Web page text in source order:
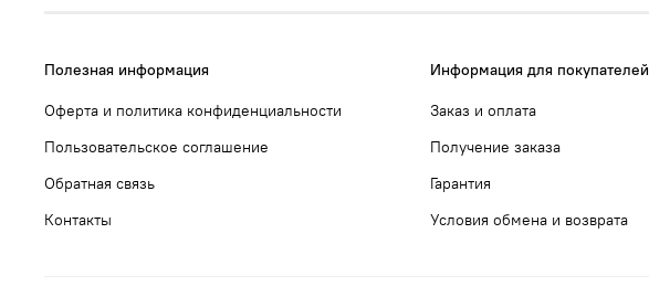
Полезная информация
Оферта и политика конфиденциальности
Пользовательское соглашение
Обратная связь
Контакты
Информация для покупателей
Заказ и оплата
Получение заказа
Гарантия
Условия обмена и возврата